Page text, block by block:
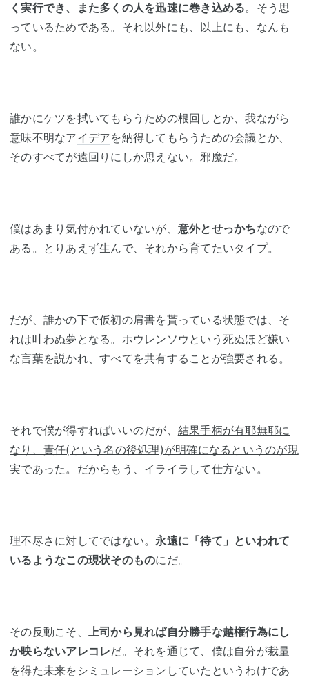
く実行でき、また多くの人を迅速に巻き込める。そう思
っているためである。それ以外にも、以上にも、なんも
ない。
誰かにケツを拭いてもらうための根回しとか、我ながら
意味不明なアイデアを納得してもらうための会議とか、
そのすべてが遠回りにしか思えない。邪魔だ。
僕はあまり気付かれていないが、 意外とせっかちなので
ある。とりあえず生んで、それから育てたいタイプ。
だが、誰かの下で仮初の肩書を貰っている状態では、そ
れは叶わぬ夢となる。ホウレンソウという死ぬほど嫌い
な言葉を説かれ、すべてを共有することが強要される。
それで僕が得すればいいのだが、 結果手柄が有耶無耶に
なり、責任(という名の後処理)が明確になるというのが現
実であった。だからもう、イライラして仕方ない。
理不尽さに対してではない。永遠に「待て」といわれて
いるようなこの現状そのものにだ。
その反動こそ、 上司から見れば自分勝手な越権行為にし
か映らないアレコレだ。それを通じて、僕は自分が裁量
を得た未来をシミュレーションしていたというわけであ